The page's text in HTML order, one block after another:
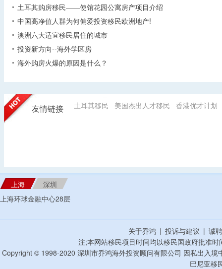
土耳其购房移民——使馆花园公寓房产项目介绍
中国高净值人群为何偏爱投资移民欧洲地产!
澳洲六大适宜移民居住的城市
投资新方向--海外学区房
海外购房火爆的原因是什么？
友情链接 土耳其移民 美国杰出人才移民 香港优才计划
上海
深圳
上海环球金融中心28层
关于乔鸿 | 投诉与建议 | 诚
注;本网站移民项目时间均以移民国政府批准
Copyright © 1998-2020 深圳市乔鸿海外投资顾问有限公司 因私出入
巴尼亚移